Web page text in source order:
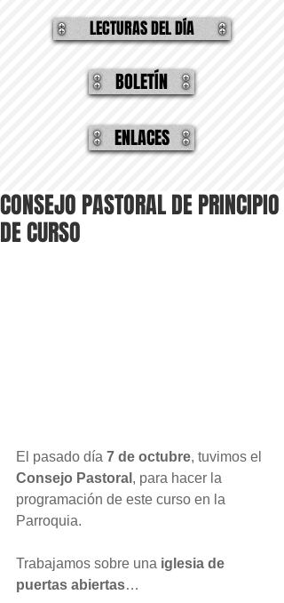
LECTURAS DEL DÍA
BOLETÍN
ENLACES
CONSEJO PASTORAL DE PRINCIPIO
DE CURSO
El pasado día 7 de octubre, tuvimos el
Consejo Pastoral , para hacer la
programación de este curso en la
Parroquia.
Trabajamos sobre una iglesia de
puertas abiertas…